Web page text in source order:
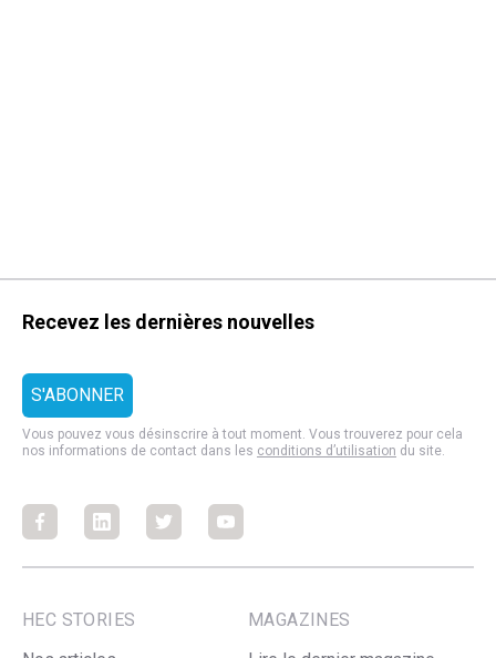
Recevez les dernières nouvelles
Vous pouvez vous désinscrire à tout moment. Vous trouverez pour cela
nos informations de contact dans les conditions d’utilisation du site.
FacebookFacebookFacebookFacebook
HEC STORIES
MAGAZINES